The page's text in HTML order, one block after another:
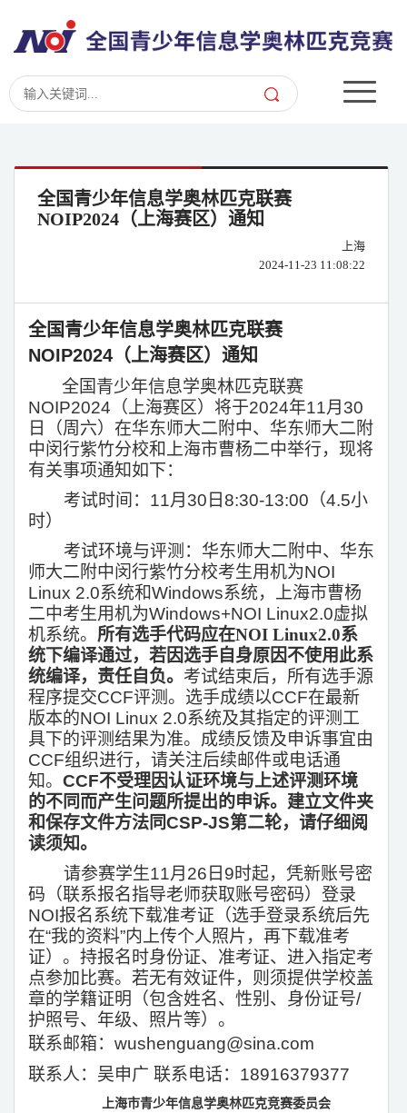
全国青少年信息学奥林匹克联赛
NOIP2024（上海赛区）通知
上海
2024-11-23 11:08:22
全国青少年信息学奥林匹克联赛
NOIP2024（上海赛区）通知
全国青少年信息学奥林匹克联赛
NOIP2024（上海赛区）将于2024年11月30
日（周六）在华东师大二附中、华东师大二附
中闵行紫竹分校和上海市曹杨二中举行，现将
有关事项通知如下：
考试时间：11月30日8:30-13:00（4.5小
时）
考试环境与评测：华东师大二附中、华东
师大二附中闵行紫竹分校考生用机为NOI
Linux 2.0系统和Windows系统，上海市曹杨
二中考生用机为Windows+NOI Linux2.0虚拟
机系统。 所有选手代码应在NOI Linux2.0系
统下编译通过，若因选手自身原因不使用此系
统编译，责任自负。 考试结束后，所有选手源
程序提交CCF评测。选手成绩以CCF在最新
版本的NOI Linux 2.0系统及其指定的评测工
具下的评测结果为准。成绩反馈及申诉事宜由
CCF组织进行，请关注后续邮件或电话通
知。 CCF不受理因认证环境与上述评测环境
的不同而产生问题所提出的申诉。建立文件夹
和保存文件方法同CSP-JS第二轮，请仔细阅
读须知。
请参赛学生11月26日9时起，凭新账号密
码（联系报名指导老师获取账号密码）登录
NOI报名系统下载准考证（选手登录系统后先
在“我的资料”内上传个人照片，再下载准考
证）。持报名时身份证、准考证、进入指定考
点参加比赛。若无有效证件，则须提供学校盖
章的学籍证明（包含姓名、性别、身份证号/
护照号、年级、照片等）。
联系邮箱：wushenguang@sina.com
联系人：吴申广 联系电话：18916379377
上海市青少年信息学奥林匹克竞赛委员会